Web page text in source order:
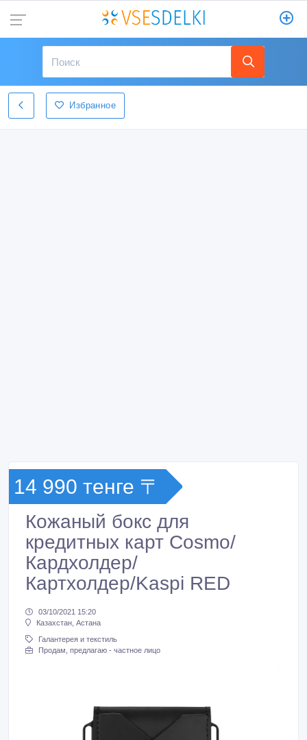
Избранное
14 990 тенге 〒
Кожаный бокс для
кредитных карт Cosmo/
Кардхолдер/
Картхолдер/Kaspi RED
03/10/2021 15:20
Казахстан, Астана
Галантерея и текстиль
Продам, предлагаю - частное лицо